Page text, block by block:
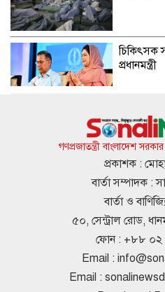
চিকিৎসক
প্রধানমন্ত্রী
চুক্তি,
একদিনের
দামে বড়
জুলাই
নেতারা
গণপ্রজাতন্ত্রী বাংলাদেশ
প্রকাশক :
বার্তা সম্পাদক :
বার্তা ও
৫০, সেন্ট্রাল রোড,
ফোন : +৮৮
Email :
Email :